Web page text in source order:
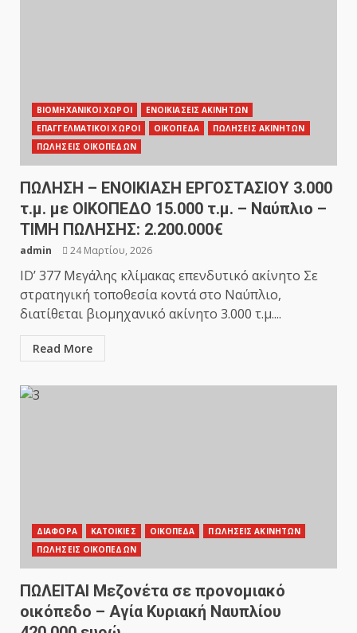
ΒΙΟΜΗΧΑΝΙΚΟΙ ΧΩΡΟΙ
ΕΝΟΙΚΙΑΣΕΙΣ ΑΚΙΝΗΤΩΝ
ΕΠΑΓΓΕΛΜΑΤΙΚΟΙ ΧΩΡΟΙ
ΟΙΚΟΠΕΔΑ
ΠΩΛΗΣΕΙΣ ΑΚΙΝΗΤΩΝ
ΠΩΛΗΣΕΙΣ ΟΙΚΟΠΕΔΩΝ
ΠΩΛΗΣΗ – ΕΝΟΙΚΙΑΣΗ ΕΡΓΟΣΤΑΣΙΟΥ 3.000
τ.μ. με ΟΙΚΟΠΕΔΟ 15.000 τ.μ. – Ναύπλιο –
ΤΙΜΗ ΠΩΛΗΣΗΣ: 2.200.000€
admin 24 Μαρτίου, 2026
ID’ 377 Μεγάλης κλίμακας επενδυτικό ακίνητο Σε
στρατηγική τοποθεσία κοντά στο Ναύπλιο,
διατίθεται βιομηχανικό ακίνητο 3.000 τ.μ....
Read More
ΔΙΑΦΟΡΑ ΚΑΤΟΙΚΙΕΣ ΟΙΚΟΠΕΔΑ
ΠΩΛΗΣΕΙΣ ΑΚΙΝΗΤΩΝ
ΠΩΛΗΣΕΙΣ ΟΙΚΟΠΕΔΩΝ
ΠΩΛΕΙΤΑΙ Μεζονέτα σε προνομιακό
οικόπεδο – Αγία Κυριακή Ναυπλίου